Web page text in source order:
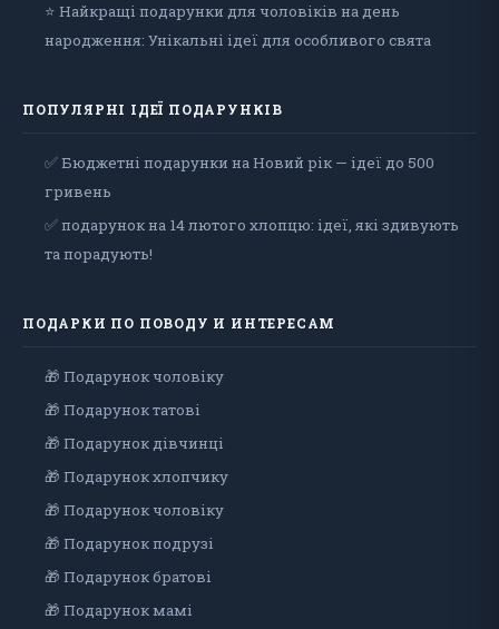
⭐ Найкращі подарунки для чоловіків на день
народження: Унікальні ідеї для особливого свята
ПОПУЛЯРНІ ІДЕЇ ПОДАРУНКІВ
✅ Бюджетні подарунки на Новий рік — ідеї до 500
гривень
✅ подарунок на 14 лютого хлопцю: ідеї, які здивують
та порадують!
ПОДАРКИ ПО ПОВОДУ И ИНТЕРЕСАМ
🎁 Подарунок чоловiку
🎁 Подарунок татові
🎁 Подарунок дівчинці
🎁 Подарунок хлопчику
🎁 Подарунок чоловіку
🎁 Подарунок подрузі
🎁 Подарунок братові
🎁 Подарунок мамі